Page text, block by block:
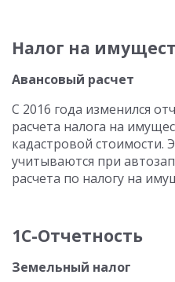
Налог на
Авансовый расчет
С 2016 года изменился
расчета налога на
кадастровой стоимости.
учитываются при
расчета по налогу на
1С-Отчетность
Земельный налог